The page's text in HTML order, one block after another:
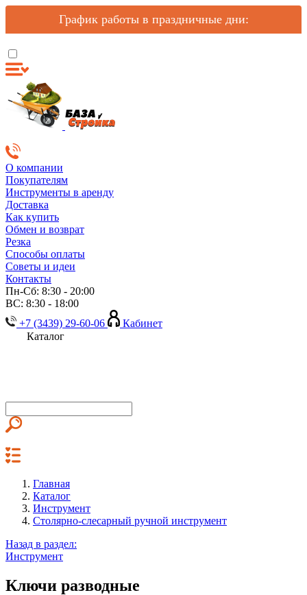
График работы в праздничные дни:
О компании
Покупателям
Инструменты в аренду
Доставка
Как купить
Обмен и возврат
Резка
Способы оплаты
Советы и идеи
Контакты
Пн-Сб: 8:30 - 20:00
ВС: 8:30 - 18:00
+7 (3439) 29-60-06
Кабинет
Каталог
Главная
Каталог
Инструмент
Столярно-слесарный ручной инструмент
Назад в раздел:
Инструмент
Ключи разводные